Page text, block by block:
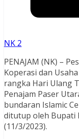
NK 2
PENAJAM (NK) –
Koperasi dan
rangka Hari Ulang
Penajam Paser
bundaran Islamic
ditutup oleh Bupati
(11/3/2023).